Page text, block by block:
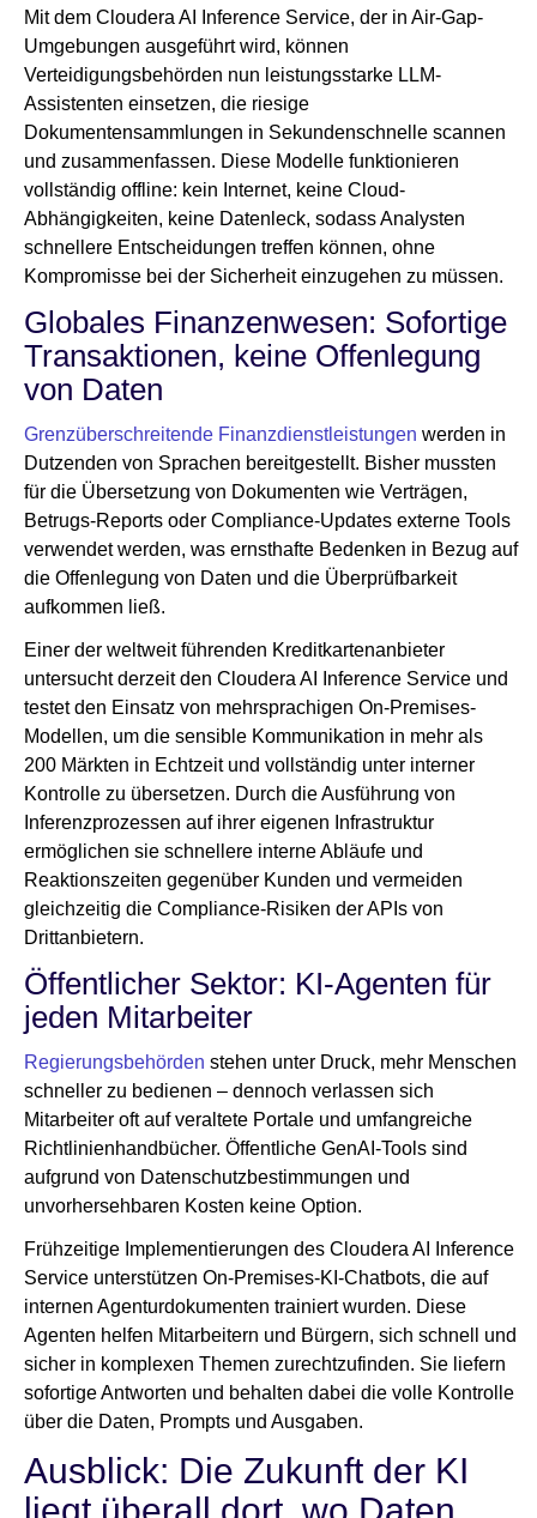
Mit dem Cloudera AI Inference Service, der in Air-Gap-
Umgebungen ausgeführt wird, können
Verteidigungsbehörden nun leistungsstarke LLM-
Assistenten einsetzen, die riesige
Dokumentensammlungen in Sekundenschnelle scannen
und zusammenfassen. Diese Modelle funktionieren
vollständig offline: kein Internet, keine Cloud-
Abhängigkeiten, keine Datenleck, sodass Analysten
schnellere Entscheidungen treffen können, ohne
Kompromisse bei der Sicherheit einzugehen zu müssen.
Globales Finanzenwesen: Sofortige
Transaktionen, keine Offenlegung
von Daten
Grenzüberschreitende Finanzdienstleistungen werden in
Dutzenden von Sprachen bereitgestellt. Bisher mussten
für die Übersetzung von Dokumenten wie Verträgen,
Betrugs-Reports oder Compliance-Updates externe Tools
verwendet werden, was ernsthafte Bedenken in Bezug auf
die Offenlegung von Daten und die Überprüfbarkeit
aufkommen ließ.
Einer der weltweit führenden Kreditkartenanbieter
untersucht derzeit den Cloudera AI Inference Service und
testet den Einsatz von mehrsprachigen On-Premises-
Modellen, um die sensible Kommunikation in mehr als
200 Märkten in Echtzeit und vollständig unter interner
Kontrolle zu übersetzen. Durch die Ausführung von
Inferenzprozessen auf ihrer eigenen Infrastruktur
ermöglichen sie schnellere interne Abläufe und
Reaktionszeiten gegenüber Kunden und vermeiden
gleichzeitig die Compliance-Risiken der APIs von
Drittanbietern.
Öffentlicher Sektor: KI-Agenten für
jeden Mitarbeiter
Regierungsbehörden stehen unter Druck, mehr Menschen
schneller zu bedienen – dennoch verlassen sich
Mitarbeiter oft auf veraltete Portale und umfangreiche
Richtlinienhandbücher. Öffentliche GenAI-Tools sind
aufgrund von Datenschutzbestimmungen und
unvorhersehbaren Kosten keine Option.
Frühzeitige Implementierungen des Cloudera AI Inference
Service unterstützen On-Premises-KI-Chatbots, die auf
internen Agenturdokumenten trainiert wurden. Diese
Agenten helfen Mitarbeitern und Bürgern, sich schnell und
sicher in komplexen Themen zurechtzufinden. Sie liefern
sofortige Antworten und behalten dabei die volle Kontrolle
über die Daten, Prompts und Ausgaben.
Ausblick: Die Zukunft der KI